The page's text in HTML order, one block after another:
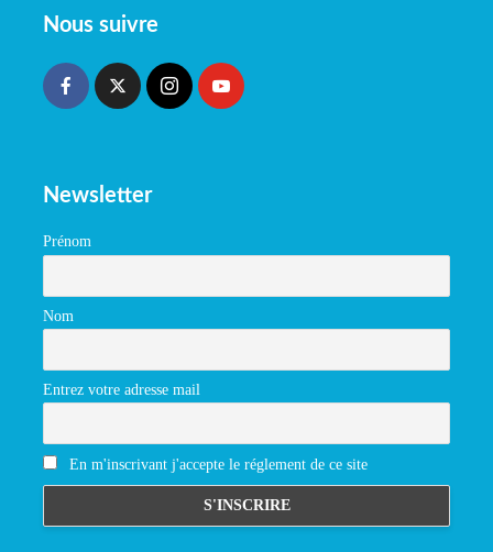
Nous suivre
Newsletter
Prénom
Nom
Entrez votre adresse mail
En m'inscrivant j'accepte le réglement de ce site